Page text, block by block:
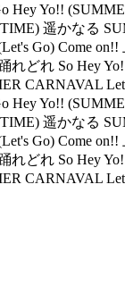
Hey Yo!!
遥かなる
Go) Come
れどれ So Hey
CARNAVAL
Hey Yo!!
遥かなる
Go) Come
れどれ So Hey
CARNAVAL